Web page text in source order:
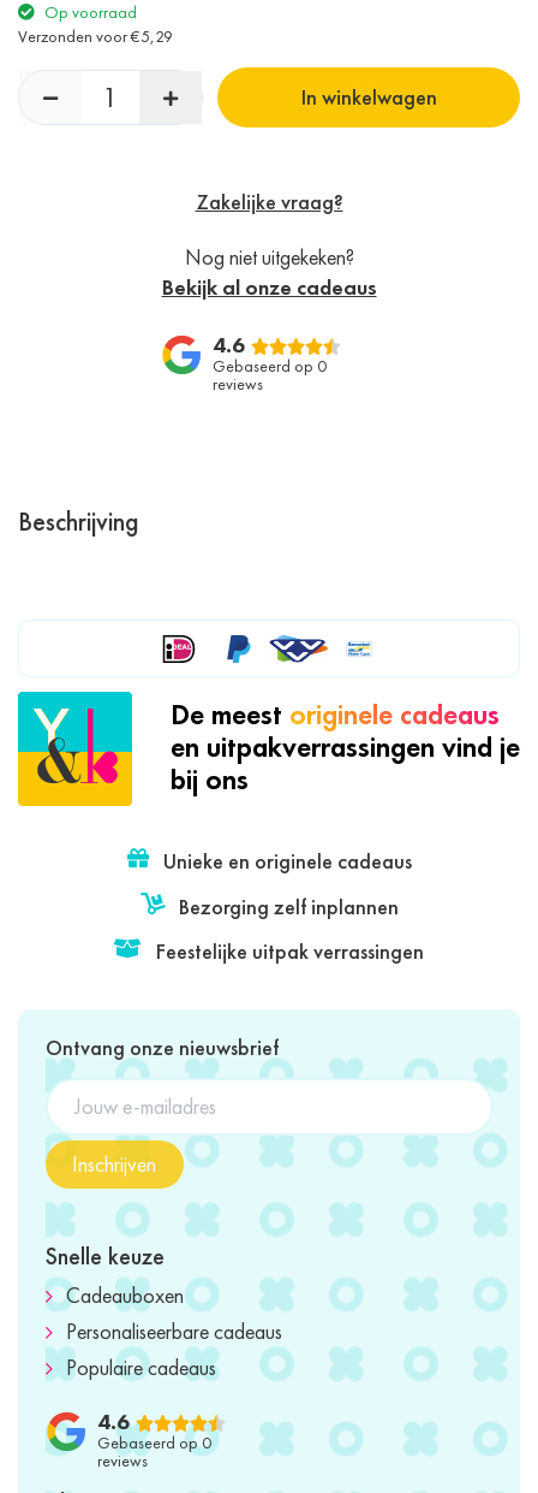
Op voorraad
Verzonden voor €5,29
In winkelwagen
Zakelijke vraag?
Nog niet uitgekeken?
Bekijk al onze cadeaus
4.6
Gebaseerd op 0
reviews
Beschrijving
De meest originele cadeaus
en uitpakverrassingen vind je
bij ons
Unieke en originele cadeaus
Bezorging zelf inplannen
Feestelijke uitpak verrassingen
Ontvang onze nieuwsbrief
Inschrijven
Snelle keuze
Cadeauboxen
Personaliseerbare cadeaus
Populaire cadeaus
4.6
Gebaseerd op 0
reviews